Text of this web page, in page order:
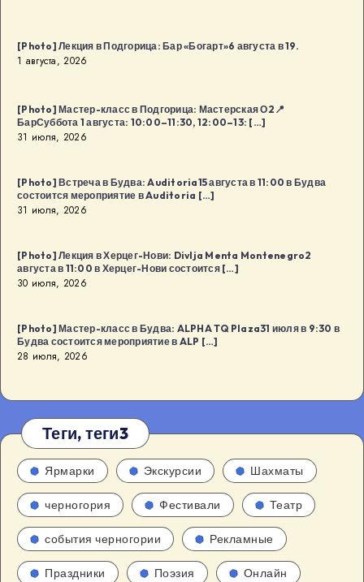
[Photo] Лекция в Подгорица: Бар «Богарт»6 августа в 19.
1 августа, 2026
[Photo] Мастер-класс в Подгорица: Мастерская О2📍
БарСуббота 1 августа: 10:00–11:30, 12:00–13: […]
31 июля, 2026
[Photo] Встреча в Будва: Auditoria15 августа в 11:00 в Будва
состоится мероприятие в Auditoria […]
31 июля, 2026
[Photo] Лекция в Херцег-Нови: Divlja Menta Montenegro2
августа в 11:00 в Херцег-Нови состоится […]
30 июля, 2026
[Photo] Мастер-класс в Будва: ALPHA TQ Plaza31 июля в 9:30 в
Будва состоится мероприятие в ALP […]
28 июля, 2026
Теги, теги3
Ярмарки Экскурсии Шахматы
черногория Фестивали Театр
события черногории Рекламные
Праздники Поэзия Онлайн